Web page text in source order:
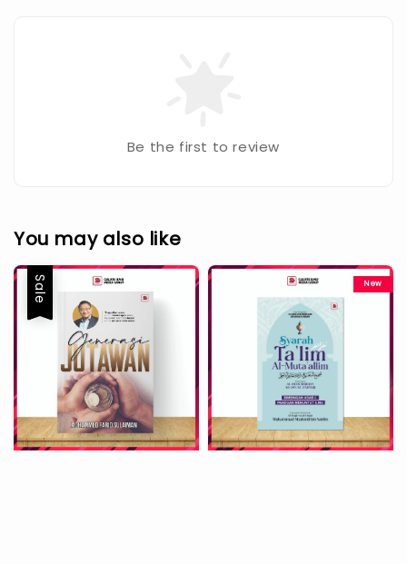
Be the first to review
You may also like
Sale New